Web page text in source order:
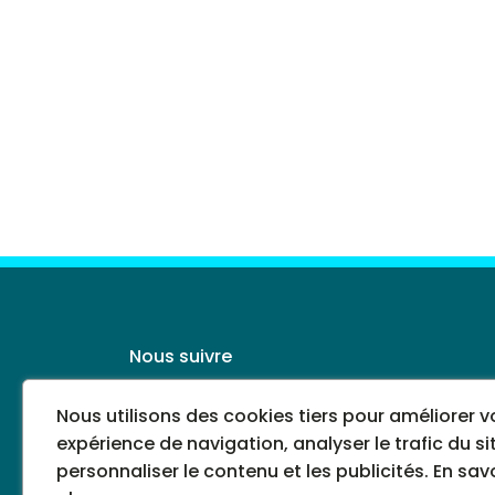
Nous suivre
Nous utilisons des cookies tiers pour améliorer
expérience de navigation, analyser le trafic du
personnaliser le contenu et les publicités. En